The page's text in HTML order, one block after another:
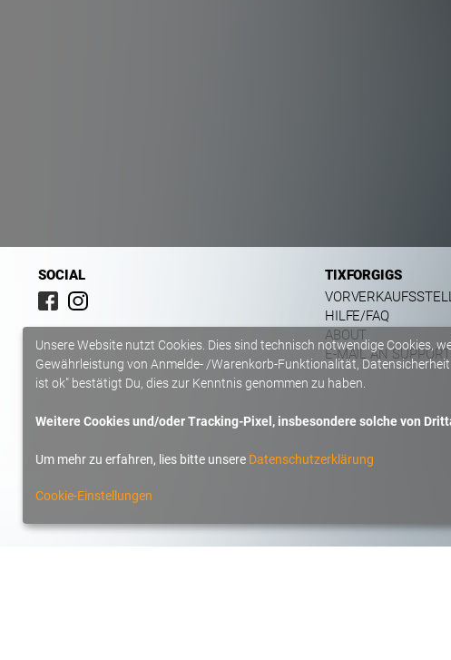
SOCIAL
TIXFORGIGS
HILFE/FAQ
ABOUT
E-MAIL AN SUPPORT
Unsere Website nutzt Cookies. Dies sind technisch notwendige Cookies,
Gewährleistung von Anmelde- /Warenkorb-Funktionalität,
ist ok" bestätigt Du, dies zur Kenntnis genommen zu haben.
Weitere Cookies und/oder Tracking-Pixel, insbesondere solche von
Um mehr zu erfahren, lies bitte unsere Datenschutzerklärung
Cookie-Einstellungen